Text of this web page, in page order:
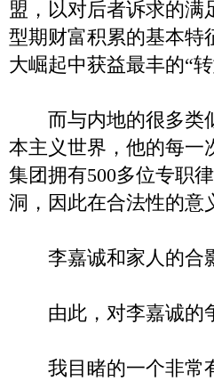
盟，以对后者诉求的满
型期财富积累的基本特
大崛起中获益最丰的“转
而与内地的很多类似
本主义世界，他的每一
集团拥有500多位专职
洞，因此在合法性的意
李嘉诚和家人的合
由此，对李嘉诚的争
我目睹的一个非常有